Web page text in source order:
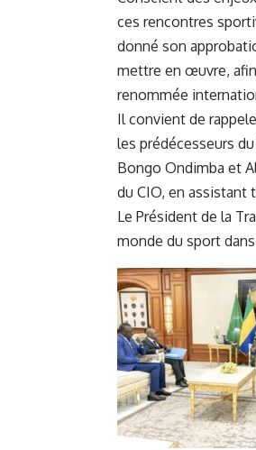
ces rencontres
donné son
mettre en œuvre,
renommée
Il convient de
les prédécesseurs
Bongo Ondimba et
du CIO, en assistant
Le Président de la
monde du sport